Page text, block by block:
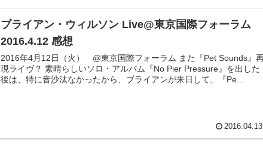
ブライアン・ウィルソン Live@東京国際フォーラム
2016.4.12 感想
2016年4月12日（火） @東京国際フォーラム また『Pet Sounds』再
現ライヴ？ 素晴らしいソロ・アルバム『No Pier Pressure』を出した
後は、特に音沙汰なかったから、ブライアンが来日して、『Pe...
2016.04.13